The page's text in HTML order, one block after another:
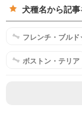
犬種名から記
フレンチ・ブルド
ボストン・テリア